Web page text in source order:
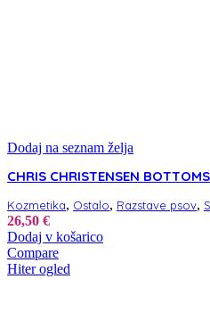
Dodaj na seznam želja
CHRIS CHRISTENSEN
Kozmetika, Ostalo, Razstave psov,
26,50 €
Dodaj v košarico
Compare
Hiter ogled